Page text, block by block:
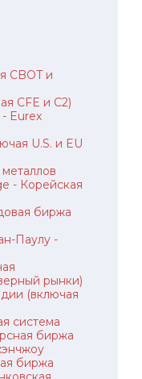
CBOT и
CFE и C2)
Eurex
U.S. и EU
- Корейская
биржа
Паулу -
рынки)
(включая
система
биржа
биржа